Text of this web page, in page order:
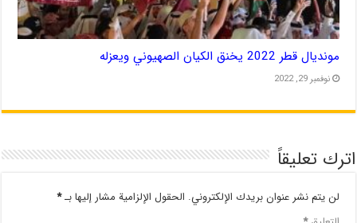
مونديال قطر 2022 يخنق الكيان الصهيوني ويعزله
نوفمبر 29, 2022
اترك تعليقاً
لن يتم نشر عنوان بريدك الإلكتروني. الحقول الإلزامية مشار إليها بـ*